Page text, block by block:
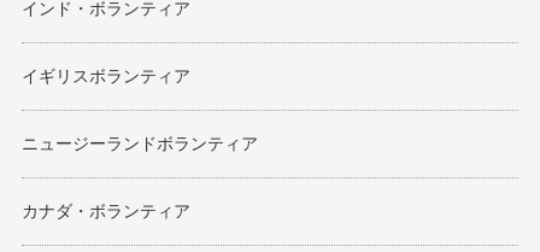
インド・ボランティア
イギリスボランティア
ニュージーランドボランティア
カナダ・ボランティア